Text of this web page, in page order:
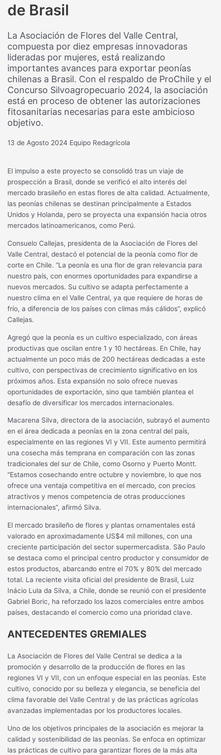
de Brasil
La Asociación de Flores del Valle Central,
compuesta por diez empresas innovadoras
lideradas por mujeres, está realizando
importantes avances para exportar peonías
chilenas a Brasil. Con el respaldo de ProChile y el
Concurso Silvoagropecuario 2024, la asociación
está en proceso de obtener las autorizaciones
fitosanitarias necesarias para este ambicioso
objetivo.
13 de Agosto 2024 Equipo Redagrícola
El impulso a este proyecto se consolidó tras un viaje de
prospección a Brasil, donde se verificó el alto interés del
mercado brasileño en estas flores de alta calidad. Actualmente,
las peonías chilenas se destinan principalmente a Estados
Unidos y Holanda, pero se proyecta una expansión hacia otros
mercados latinoamericanos, como Perú.
Consuelo Callejas, presidenta de la Asociación de Flores del
Valle Central, destacó el potencial de la peonía como flor de
corte en Chile. “La peonía es una flor de gran relevancia para
nuestro país, con enormes oportunidades para expandirse a
nuevos mercados. Su cultivo se adapta perfectamente a
nuestro clima en el Valle Central, ya que requiere de horas de
frío, a diferencia de los países con climas más cálidos”, explicó
Callejas.
Agregó que la peonía es un cultivo especializado, con áreas
productivas que oscilan entre 1 y 10 hectáreas. En Chile, hay
actualmente un poco más de 200 hectáreas dedicadas a este
cultivo, con perspectivas de crecimiento significativo en los
próximos años. Esta expansión no solo ofrece nuevas
oportunidades de exportación, sino que también plantea el
desafío de diversificar los mercados internacionales.
Macarena Silva, directora de la asociación, subrayó el aumento
en el área dedicada a peonías en la zona central del país,
especialmente en las regiones VI y VII. Este aumento permitirá
una cosecha más temprana en comparación con las zonas
tradicionales del sur de Chile, como Osorno y Puerto Montt.
“Estamos cosechando entre octubre y noviembre, lo que nos
ofrece una ventaja competitiva en el mercado, con precios
atractivos y menos competencia de otras producciones
internacionales”, afirmó Silva.
El mercado brasileño de flores y plantas ornamentales está
valorado en aproximadamente US$4 mil millones, con una
creciente participación del sector supermercadista. São Paulo
se destaca como el principal centro productor y consumidor de
estos productos, abarcando entre el 70% y 80% del mercado
total. La reciente visita oficial del presidente de Brasil, Luiz
Inácio Lula da Silva, a Chile, donde se reunió con el presidente
Gabriel Boric, ha reforzado los lazos comerciales entre ambos
países, destacando el comercio como una prioridad clave.
ANTECEDENTES GREMIALES
La Asociación de Flores del Valle Central se dedica a la
promoción y desarrollo de la producción de flores en las
regiones VI y VII, con un enfoque especial en las peonías. Este
cultivo, conocido por su belleza y elegancia, se beneficia del
clima favorable del Valle Central y de las prácticas agrícolas
avanzadas implementadas por los productores locales.
Uno de los objetivos principales de la asociación es mejorar la
calidad y sostenibilidad de las peonías. Se enfoca en optimizar
las prácticas de cultivo para garantizar flores de la más alta